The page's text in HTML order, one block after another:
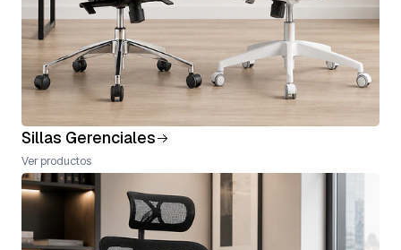
Sillas Gerenciales
Ver productos